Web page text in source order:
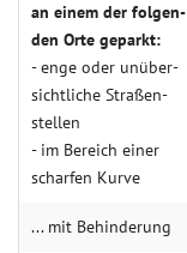
an einem der folgen­­
den Orte geparkt:
- enge oder unüber­­
sichtliche Straßen­­­
stellen
- im Bereich einer
scharfen Kurve
... mit Behin­derung